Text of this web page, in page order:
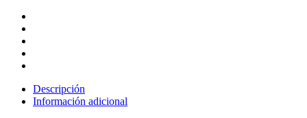
Descripción
Información adicional